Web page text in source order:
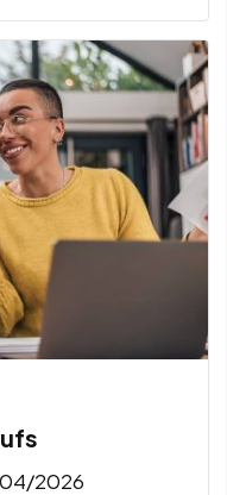
2026